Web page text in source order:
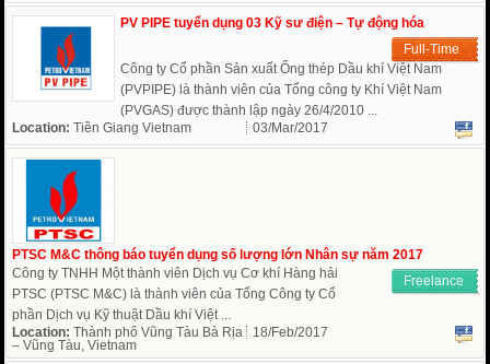
PV PIPE tuyển dụng 03 Kỹ sư điện – Tự động hóa
Full-Time
Công ty Cổ phần Sản xuất Ống thép Dầu khí Việt Nam
(PVPIPE) là thành viên của Tổng công ty Khí Việt Nam
(PVGAS) được thành lập ngày 26/4/2010 ...
Location:Tiền Giang Vietnam 03/Mar/2017
PTSC M&C thông báo tuyển dụng số lượng lớn Nhân sự năm 2017
Freelance
Công ty TNHH Một thành viên Dịch vụ Cơ khí Hàng hải
PTSC (PTSC M&C) là thành viên của Tổng Công ty Cổ
phần Dịch vụ Kỹ thuật Dầu khí Việt ...
Location:Thành phố Vũng Tàu Bà Rịa
– Vũng Tàu, Vietnam
18/Feb/2017